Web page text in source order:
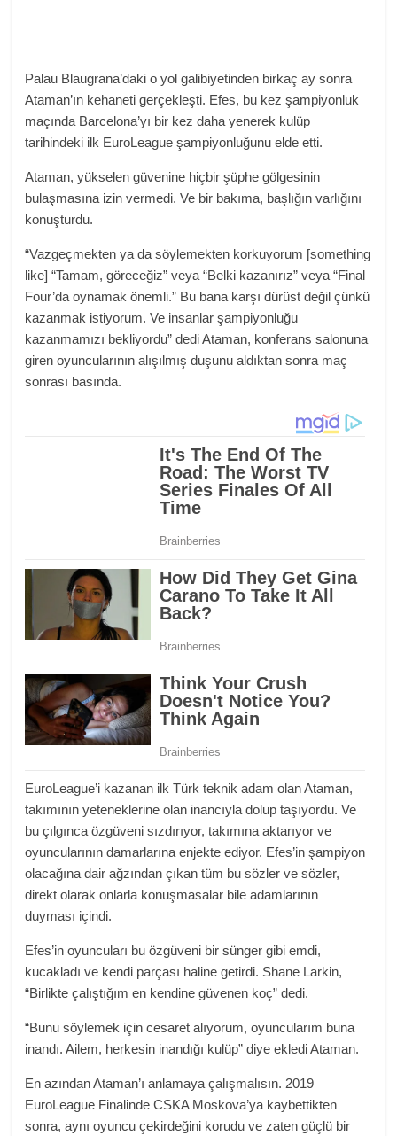
Palau Blaugrana’daki o yol galibiyetinden birkaç ay sonra
Ataman’ın kehaneti gerçekleşti. Efes, bu kez şampiyonluk
maçında Barcelona’yı bir kez daha yenerek kulüp
tarihindeki ilk EuroLeague şampiyonluğunu elde etti.
Ataman, yükselen güvenine hiçbir şüphe gölgesinin
bulaşmasına izin vermedi. Ve bir bakıma, başlığın varlığını
konuşturdu.
“Vazgeçmekten ya da söylemekten korkuyorum [something
like] “Tamam, göreceğiz” veya “Belki kazanırız” veya “Final
Four’da oynamak önemli.” Bu bana karşı dürüst değil çünkü
kazanmak istiyorum. Ve insanlar şampiyonluğu
kazanmamızı bekliyordu” dedi Ataman, konferans salonuna
giren oyuncularının alışılmış duşunu aldıktan sonra maç
sonrası basında.
EuroLeague’i kazanan ilk Türk teknik adam olan Ataman,
takımının yeteneklerine olan inancıyla dolup taşıyordu. Ve
bu çılgınca özgüveni sızdırıyor, takımına aktarıyor ve
oyuncularının damarlarına enjekte ediyor. Efes’in şampiyon
olacağına dair ağzından çıkan tüm bu sözler ve sözler,
direkt olarak onlarla konuşmasalar bile adamlarının
duyması içindi.
Efes’in oyuncuları bu özgüveni bir sünger gibi emdi,
kucakladı ve kendi parçası haline getirdi. Shane Larkin,
“Birlikte çalıştığım en kendine güvenen koç” dedi.
“Bunu söylemek için cesaret alıyorum, oyuncularım buna
inandı. Ailem, herkesin inandığı kulüp” diye ekledi Ataman.
En azından Ataman’ı anlamaya çalışmalısın. 2019
EuroLeague Finalinde CSKA Moskova’ya kaybettikten
sonra, aynı oyuncu çekirdeğini korudu ve zaten güçlü bir